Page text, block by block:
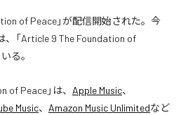
of Peace」が配信開始された。今
「Article 9 The Foundation of
る。
of Peace」は、 Apple Music、
Music、 Amazon Music Unlimitedなど